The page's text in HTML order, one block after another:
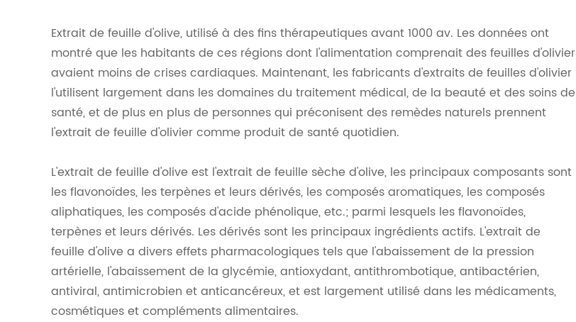
Extrait de feuille d'olive, utilisé à des fins thérapeutiques avant 1000 av. Les données ont
montré que les habitants de ces régions dont l'alimentation comprenait des feuilles d'olivier
avaient moins de crises cardiaques. Maintenant, les fabricants d'extraits de feuilles d'olivier
l'utilisent largement dans les domaines du traitement médical, de la beauté et des soins de
santé, et de plus en plus de personnes qui préconisent des remèdes naturels prennent
l'extrait de feuille d'olivier comme produit de santé quotidien.
L'extrait de feuille d'olive est l'extrait de feuille sèche d'olive, les principaux composants sont
les flavonoïdes, les terpènes et leurs dérivés, les composés aromatiques, les composés
aliphatiques, les composés d'acide phénolique, etc.; parmi lesquels les flavonoïdes,
terpènes et leurs dérivés. Les dérivés sont les principaux ingrédients actifs. L'extrait de
feuille d'olive a divers effets pharmacologiques tels que l'abaissement de la pression
artérielle, l'abaissement de la glycémie, antioxydant, antithrombotique, antibactérien,
antiviral, antimicrobien et anticancéreux, et est largement utilisé dans les médicaments,
cosmétiques et compléments alimentaires.